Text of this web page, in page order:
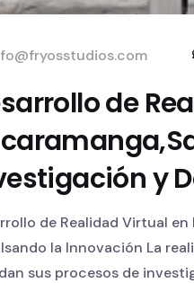
de
y
de Realidad Virtual en
la Innovación La
sus procesos de